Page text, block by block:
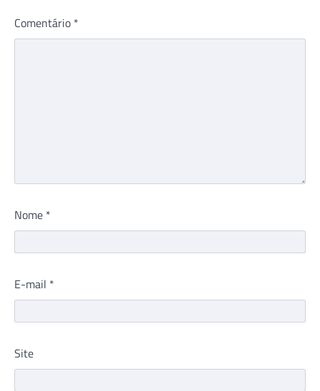
Comentário *
Nome *
E-mail *
Site